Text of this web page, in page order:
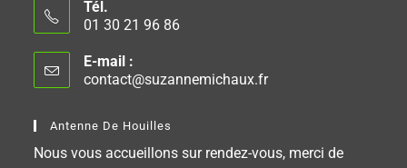
Tél.
01 30 21 96 86
E-mail :
contact@suzannemichaux.fr
Antenne De Houilles
Nous vous accueillons sur rendez-vous, merci de